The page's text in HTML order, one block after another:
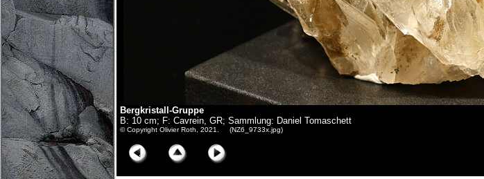
Bergkristall-Gruppe
B: 10 cm; F: Cavrein, GR; Sammlung: Daniel Tomaschett
© Copyright Olivier Roth, 2021. (NZ6_9733x.jpg)